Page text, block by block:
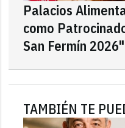
Palacios
como
San Fermín 2026"
TAMBIÉN TE